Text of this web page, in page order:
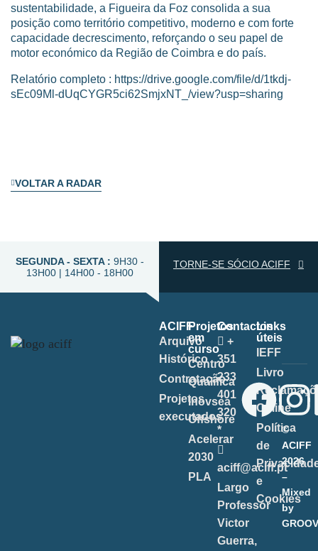
sustentabilidade, a Figueira da Foz consolida a sua
posição como território competitivo, moderno e com forte
capacidade decrescimento, reforçando o seu papel de
motor económico da Região de Coimbra e do país.
Relatório completo : https://drive.google.com/file/d/1tkdj-
sEc09Ml-dUqCYGR5ci62SmjxNT_/view?usp=sharing
VOLTAR A RADAR
SEGUNDA - SEXTA : 9H30 -
13H00 | 14H00 - 18H00
TORNE-SE SÓCIO ACIFF
ACIFF
Arquivo
Histórico
Contratação
Projetos
executados
Projetos
em
curso
Centro
Qualifica
Inovsea
Offshore
Acelerar
2030
PLA
Contactos
+
351
233
401
320
*
aciff@aciff.pt
Largo
Professor
Victor
Guerra,
Links
úteis
IEFF
Livro
Online
Política
de
e
Cookies
©
ACIFF
2026
–
Mixed
by